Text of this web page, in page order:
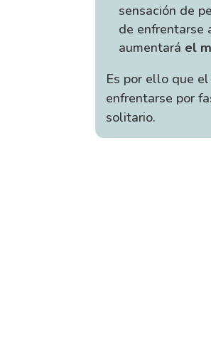
sensación de
de enfrentarse
aumentará el
Es por ello que
enfrentarse por
solitario.